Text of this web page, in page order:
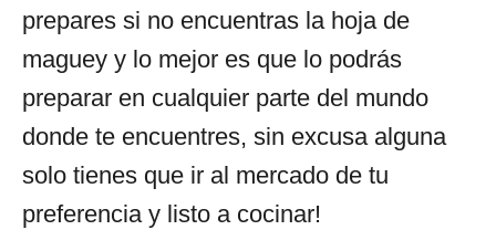
prepares si no encuentras la hoja de
maguey y lo mejor es que lo podrás
preparar en cualquier parte del mundo
donde te encuentres, sin excusa alguna
solo tienes que ir al mercado de tu
preferencia y listo a cocinar!